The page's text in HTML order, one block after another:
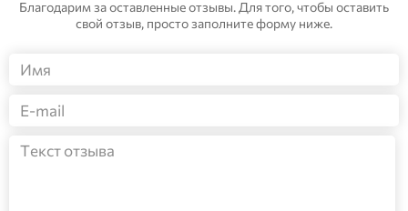
Благодарим за оставленные отзывы. Для того, чтобы оставить
свой отзыв, просто заполните форму ниже.